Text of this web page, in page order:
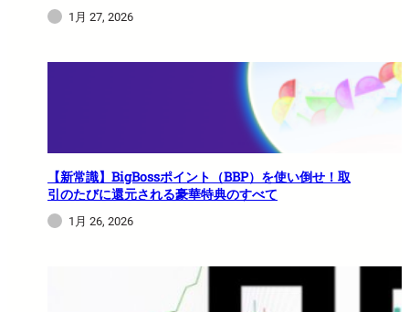
1月 27, 2026
【新常識】BigBossポイント（BBP）を使い倒せ！取
引のたびに還元される豪華特典のすべて
1月 26, 2026